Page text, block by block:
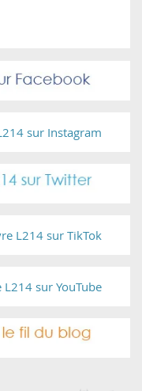
sur Instagram
L214 sur TikTok
L214 sur YouTube